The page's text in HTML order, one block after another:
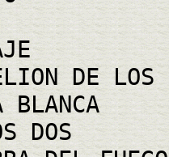
DE LOS
DOS